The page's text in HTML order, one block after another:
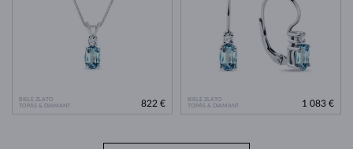
BIELE ZLATO
TOPÁS & DIAMANT
822 €
BIELE ZLATO
TOPÁS & DIAMANT
1 083 €